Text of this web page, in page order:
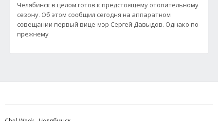
Челябинск в целом готов к предстоящему отопительному
сезону. Об этом сообщил сегодня на аппаратном
совещании первый вице-мэр Сергей Давыдов. Однако по-
прежнему